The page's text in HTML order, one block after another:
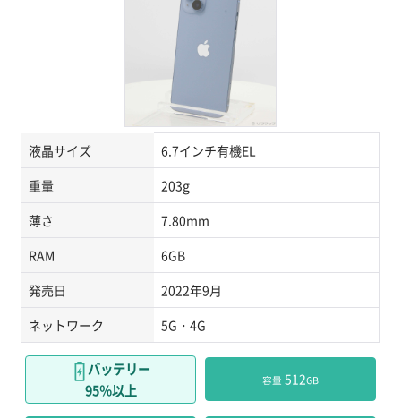
液晶サイズ
6.7インチ有機EL
重量
203g
薄さ
7.80mm
RAM
6GB
発売日
2022年9月
ネットワーク
5G・4G
バッテリー
95％以上
容量 512GB